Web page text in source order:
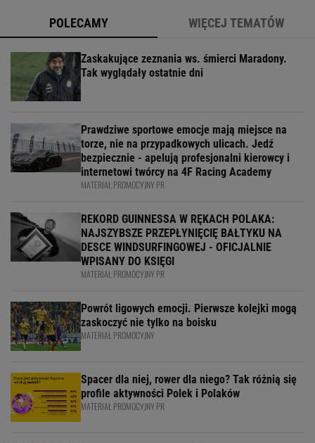
POLECAMY WIĘCEJ TEMATÓW
Zaskakujące zeznania ws. śmierci Maradony.
Tak wyglądały ostatnie dni
Prawdziwe sportowe emocje mają miejsce na
torze, nie na przypadkowych ulicach. Jedź
bezpiecznie - apelują profesjonalni kierowcy i
internetowi twórcy na 4F Racing Academy
MATERIAŁ PROMOCYJNY PR
REKORD GUINNESSA W RĘKACH POLAKA:
NAJSZYBSZE PRZEPŁYNIĘCIĘ BAŁTYKU NA
DESCE WINDSURFINGOWEJ - OFICJALNIE
WPISANY DO KSIĘGI
MATERIAŁ PROMOCYJNY PR
Powrót ligowych emocji. Pierwsze kolejki mogą
zaskoczyć nie tylko na boisku
MATERIAŁ PROMOCYJNY
Spacer dla niej, rower dla niego? Tak różnią się
profile aktywności Polek i Polaków
MATERIAŁ PROMOCYJNY PR